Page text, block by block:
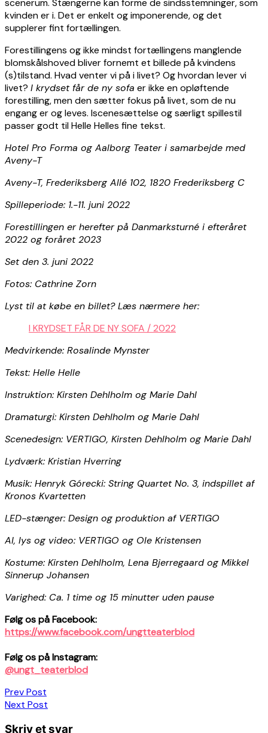
scenerum. Stængerne kan forme de sindsstemninger, som
kvinden er i. Det er enkelt og imponerende, og det
supplerer fint fortællingen.
Forestillingens og ikke mindst fortællingens manglende
blomskålshoved bliver fornemt et billede på kvindens
(s)tilstand. Hvad venter vi på i livet? Og hvordan lever vi
livet? I krydset får de ny sofa er ikke en opløftende
forestilling, men den sætter fokus på livet, som de nu
engang er og leves. Iscenesættelse og særligt spillestil
passer godt til Helle Helles fine tekst.
Hotel Pro Forma og Aalborg Teater i samarbejde med
Aveny-T
Aveny-T, Frederiksberg Allé 102, 1820 Frederiksberg C
Spilleperiode: 1.-11. juni 2022
Forestillingen er herefter på Danmarksturné i efteråret
2022 og foråret 2023
Set den 3. juni 2022
Fotos: Cathrine Zorn
Lyst til at købe en billet? Læs nærmere her:
I KRYDSET FÅR DE NY SOFA / 2022
Medvirkende: Rosalinde Mynster
Tekst: Helle Helle
Instruktion: Kirsten Dehlholm og Marie Dahl
Dramaturgi: Kirsten Dehlholm og Marie Dahl
Scenedesign: VERTIGO, Kirsten Dehlholm og Marie Dahl
Lydværk: Kristian Hverring
Musik: Henryk Górecki: String Quartet No. 3, indspillet af
Kronos Kvartetten
LED-stænger: Design og produktion af VERTIGO
AI, lys og video: VERTIGO og Ole Kristensen
Kostume: Kirsten Dehlholm, Lena Bjerregaard og Mikkel
Sinnerup Johansen
Varighed: Ca. 1 time og 15 minutter uden pause
Følg os på Facebook:
https://www.facebook.com/ungtteaterblod
Følg os på Instagram:
@ungt_teaterblod
Indlægsnavigation
Prev Post
Next Post
Skriv et svar